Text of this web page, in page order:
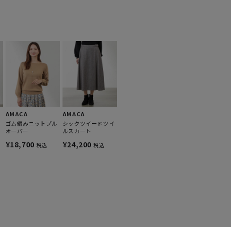
AMACA
ゴム編みニットプル
オーバー
¥18,700 税込
AMACA
シックツイードツイ
ルスカート
¥24,200 税込